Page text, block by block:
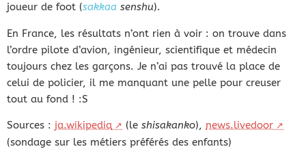
joueur de foot (sakkaa senshu).
En France, les résultats n’ont rien à voir : on trouve dans
l’ordre pilote d’avion, ingénieur, scientifique et médecin
toujours chez les garçons. Je n’ai pas trouvé la place de
celui de policier, il me manquant une pelle pour creuser
tout au fond ! :S
Sources : ja.wikipedia (le shisakanko), news.livedoor
(sondage sur les métiers préférés des enfants)